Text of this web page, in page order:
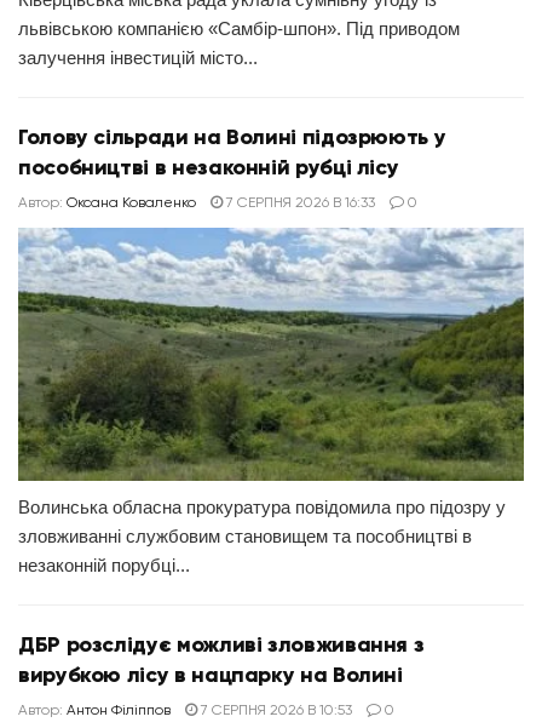
львівською компанією «Самбір-шпон». Під приводом
залучення інвестицій місто...
Голову сільради на Волині підозрюють у
пособництві в незаконній рубці лісу
Автор: Оксана Коваленко 7 СЕРПНЯ 2026 В 16:33 0
Волинська обласна прокуратура повідомила про підозру у
зловживанні службовим становищем та пособництві в
незаконній порубці...
ДБР розслідує можливі зловживання з
вирубкою лісу в нацпарку на Волині
Автор: Антон Філіппов 7 СЕРПНЯ 2026 В 10:53 0